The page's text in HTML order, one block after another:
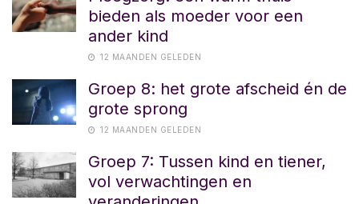
bieden als moeder voor een
ander kind
12 MAANDEN GELEDEN
Groep 8: het grote afscheid én de
grote sprong
12 MAANDEN GELEDEN
Groep 7: Tussen kind en tiener,
vol verwachtingen en